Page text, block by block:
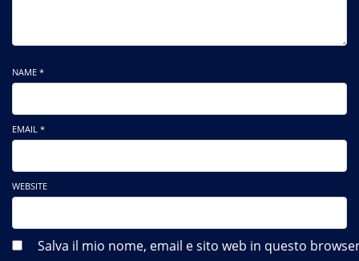
NAME *
EMAIL *
WEBSITE
Salva il mio nome, email e sito web in questo